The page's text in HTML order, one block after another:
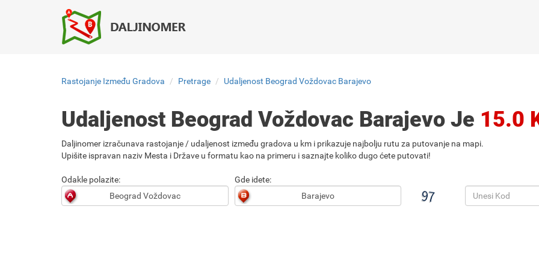
Rastojanje Između Gradova Pretrage Udaljenost Beograd Voždovac Barajevo
Udaljenost Beograd Voždovac Barajevo Je 15.0
Daljinomer izračunava rastojanje / udaljenost između gradova u km i prikazuje najbolju rutu za putovanje na mapi.
Upišite ispravan naziv Mesta i Države u formatu kao na primeru i saznajte koliko dugo ćete putovati!
Odakle polazite: Gde idete: